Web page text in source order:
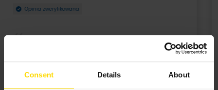
Consent Details About
Opinia zweryfikowana
Jeżeli planujesz stworzyć swoj album rodzinny, lub